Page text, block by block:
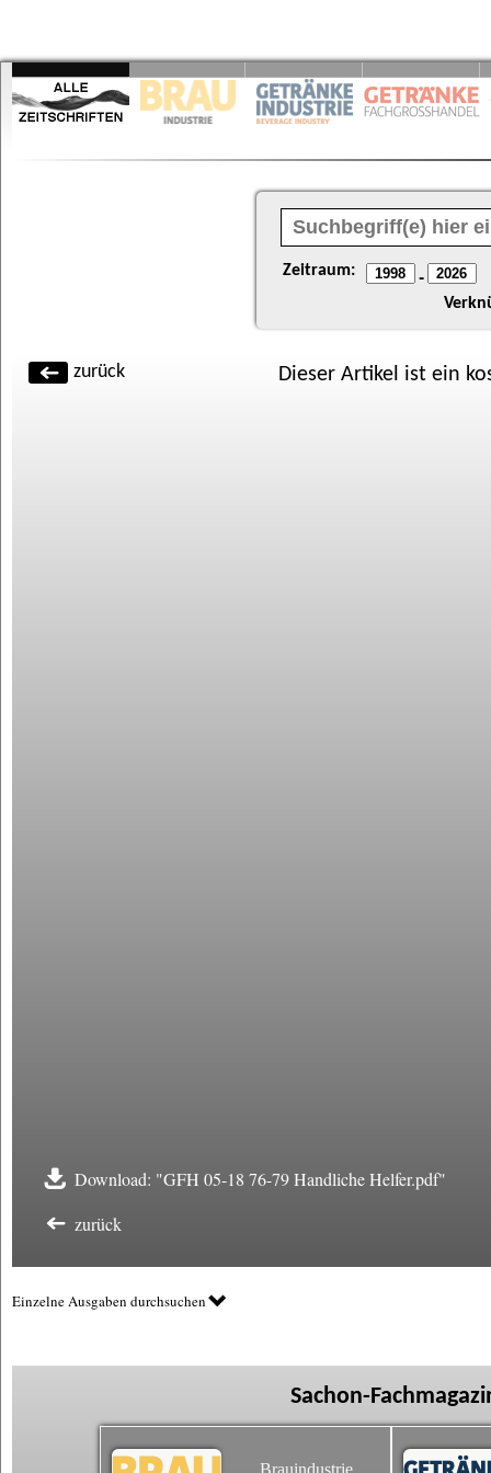
Zeitraum: -
zurück Dieser Artikel ist ein
Download: "GFH 05-18 76-79 Handliche Helfer.pdf"
zurück
Einzelne Ausgaben durchsuchen
Sachon-
Brauindustrie